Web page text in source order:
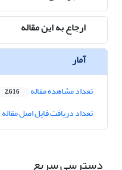
ارجاع به این مقاله
آمار
تعداد مشاهده مقاله 2,616
تعداد دریافت فایل اصل مقاله
دسترسی سریع